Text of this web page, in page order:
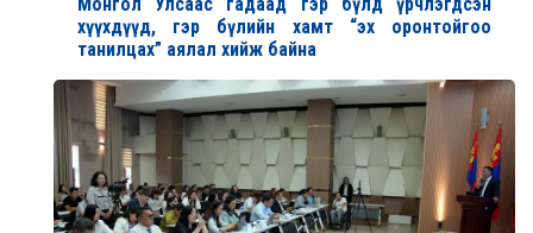
Монгол Улсаас гадаад гэр бүлд үрчлэгдсэн
хүүхдүүд, гэр бүлийн хамт “эх оронтойгоо
танилцах” аялал хийж байна